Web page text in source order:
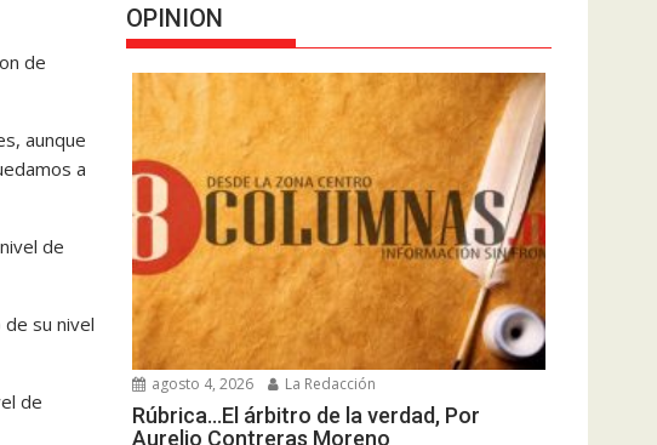
de
aunque
a
de
su nivel
de
OPINION
agosto 4, 2026 La Redacción
Rúbrica…El árbitro de la verdad, Por
Aurelio Contreras Moreno